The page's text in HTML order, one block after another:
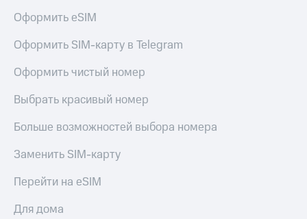
Оформить eSIM
Оформить SIM-карту в Telegram
Оформить чистый номер
Выбрать красивый номер
Больше возможностей выбора номера
Заменить SIM-карту
Перейти на eSIM
Для дома